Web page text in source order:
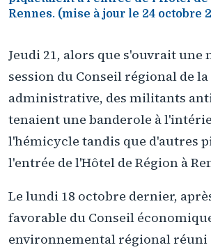
Rennes. (mise à jour le 24 octobre
Jeudi 21, alors que s'ouvrait une
session du Conseil régional de
administrative, des militants
tenaient une banderole à
l'hémicycle tandis que d'autres
l'entrée de l'Hôtel de Région à
Le lundi 18 octobre dernier,
favorable du Conseil
environnemental régional réuni